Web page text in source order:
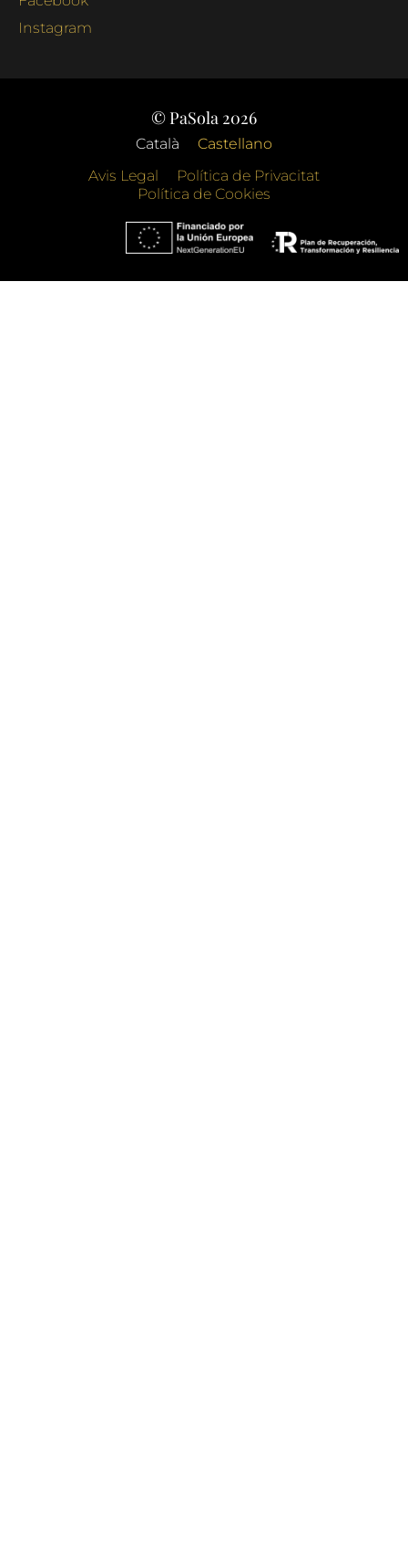
Instagram
© PaSola 2026
Català
Castellano
Avis Legal
Política de Privacitat
Política de Cookies